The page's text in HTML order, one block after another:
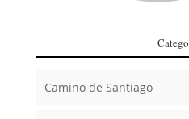
Camino de Santiago